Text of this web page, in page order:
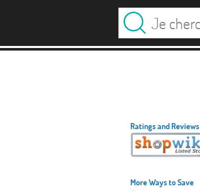
Ratings and Reviews
More Ways to Save